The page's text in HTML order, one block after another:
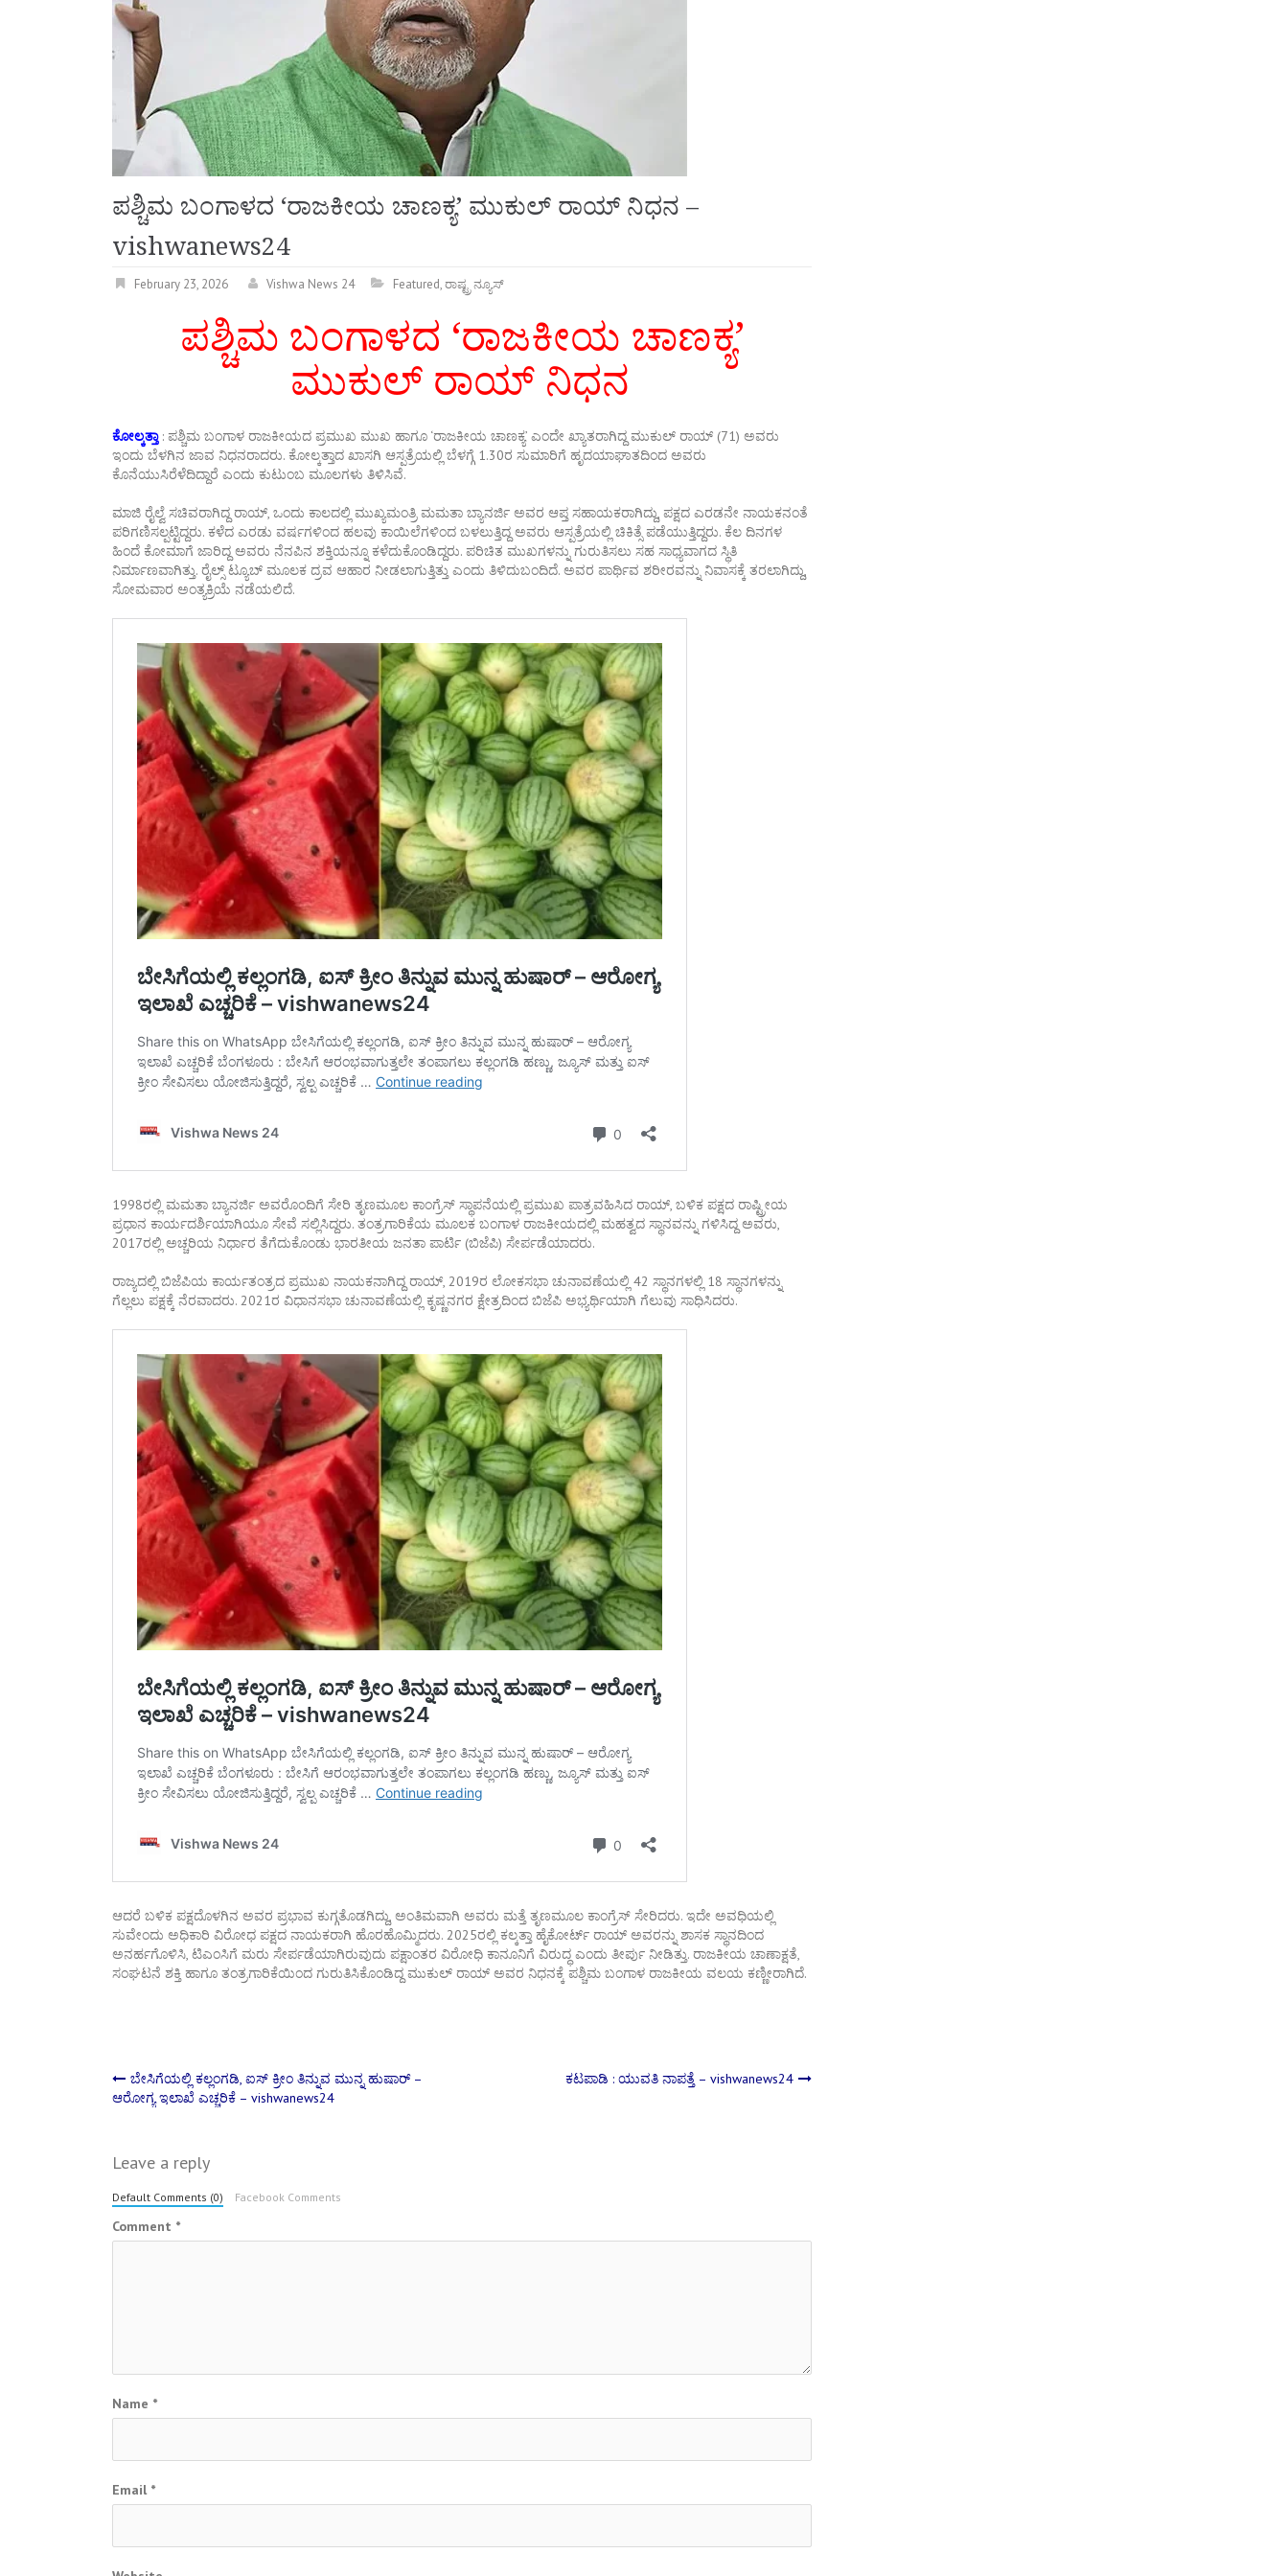
ಪಶ್ಚಿಮ ಬಂಗಾಳದ ‘ರಾಜಕೀಯ ಚಾಣಕ್ಯ’ ಮುಕುಲ್ ರಾಯ್ ನಿಧನ –
vishwanews24
February 23, 2026 Vishwa News 24 Featured,ರಾಷ್ಟ್ರ ನ್ಯೂಸ್
ಪಶ್ಚಿಮ ಬಂಗಾಳದ ‘ರಾಜಕೀಯ ಚಾಣಕ್ಯ’
ಮುಕುಲ್ ರಾಯ್ ನಿಧನ
ಕೋಲ್ಕತ್ತಾ: ಪಶ್ಚಿಮ ಬಂಗಾಳ ರಾಜಕೀಯದ ಪ್ರಮುಖ ಮುಖ ಹಾಗೂ ‘ರಾಜಕೀಯ ಚಾಣಕ್ಯ’ ಎಂದೇ ಖ್ಯಾತರಾಗಿದ್ದ ಮುಕುಲ್ ರಾಯ್ (71) ಅವರು
ಇಂದು ಬೆಳಗಿನ ಜಾವ ನಿಧನರಾದರು. ಕೋಲ್ಕತ್ತಾದ ಖಾಸಗಿ ಆಸ್ಪತ್ರೆಯಲ್ಲಿ ಬೆಳಗ್ಗೆ 1.30ರ ಸುಮಾರಿಗೆ ಹೃದಯಾಘಾತದಿಂದ ಅವರು
ಕೊನೆಯುಸಿರೆಳೆದಿದ್ದಾರೆ ಎಂದು ಕುಟುಂಬ ಮೂಲಗಳು ತಿಳಿಸಿವೆ.
ಮಾಜಿ ರೈಲ್ವೆ ಸಚಿವರಾಗಿದ್ದ ರಾಯ್, ಒಂದು ಕಾಲದಲ್ಲಿ ಮುಖ್ಯಮಂತ್ರಿ ಮಮತಾ ಬ್ಯಾನರ್ಜಿ ಅವರ ಆಪ್ತ ಸಹಾಯಕರಾಗಿದ್ದು, ಪಕ್ಷದ ಎರಡನೇ ನಾಯಕನಂತೆ
ಪರಿಗಣಿಸಲ್ಪಟ್ಟಿದ್ದರು. ಕಳೆದ ಎರಡು ವರ್ಷಗಳಿಂದ ಹಲವು ಕಾಯಿಲೆಗಳಿಂದ ಬಳಲುತ್ತಿದ್ದ ಅವರು ಆಸ್ಪತ್ರೆಯಲ್ಲಿ ಚಿಕಿತ್ಸೆ ಪಡೆಯುತ್ತಿದ್ದರು. ಕೆಲ ದಿನಗಳ
ಹಿಂದೆ ಕೋಮಾಗೆ ಜಾರಿದ್ದ ಅವರು ನೆನಪಿನ ಶಕ್ತಿಯನ್ನೂ ಕಳೆದುಕೊಂಡಿದ್ದರು. ಪರಿಚಿತ ಮುಖಗಳನ್ನು ಗುರುತಿಸಲು ಸಹ ಸಾಧ್ಯವಾಗದ ಸ್ಥಿತಿ
ನಿರ್ಮಾಣವಾಗಿತ್ತು. ರೈಲ್ಸ್ ಟ್ಯೂಬ್ ಮೂಲಕ ದ್ರವ ಆಹಾರ ನೀಡಲಾಗುತ್ತಿತ್ತು ಎಂದು ತಿಳಿದುಬಂದಿದೆ. ಅವರ ಪಾರ್ಥಿವ ಶರೀರವನ್ನು ನಿವಾಸಕ್ಕೆ ತರಲಾಗಿದ್ದು,
ಸೋಮವಾರ ಅಂತ್ಯಕ್ರಿಯೆ ನಡೆಯಲಿದೆ.
1998ರಲ್ಲಿ ಮಮತಾ ಬ್ಯಾನರ್ಜಿ ಅವರೊಂದಿಗೆ ಸೇರಿ ತೃಣಮೂಲ ಕಾಂಗ್ರೆಸ್ ಸ್ಥಾಪನೆಯಲ್ಲಿ ಪ್ರಮುಖ ಪಾತ್ರವಹಿಸಿದ ರಾಯ್, ಬಳಿಕ ಪಕ್ಷದ ರಾಷ್ಟ್ರೀಯ
ಪ್ರಧಾನ ಕಾರ್ಯದರ್ಶಿಯಾಗಿಯೂ ಸೇವೆ ಸಲ್ಲಿಸಿದ್ದರು. ತಂತ್ರಗಾರಿಕೆಯ ಮೂಲಕ ಬಂಗಾಳ ರಾಜಕೀಯದಲ್ಲಿ ಮಹತ್ವದ ಸ್ಥಾನವನ್ನು ಗಳಿಸಿದ್ದ ಅವರು,
2017ರಲ್ಲಿ ಅಚ್ಚರಿಯ ನಿರ್ಧಾರ ತೆಗೆದುಕೊಂಡು ಭಾರತೀಯ ಜನತಾ ಪಾರ್ಟಿ (ಬಿಜೆಪಿ) ಸೇರ್ಪಡೆಯಾದರು.
ರಾಜ್ಯದಲ್ಲಿ ಬಿಜೆಪಿಯ ಕಾರ್ಯತಂತ್ರದ ಪ್ರಮುಖ ನಾಯಕನಾಗಿದ್ದ ರಾಯ್, 2019ರ ಲೋಕಸಭಾ ಚುನಾವಣೆಯಲ್ಲಿ 42 ಸ್ಥಾನಗಳಲ್ಲಿ 18 ಸ್ಥಾನಗಳನ್ನು
ಗೆಲ್ಲಲು ಪಕ್ಷಕ್ಕೆ ನೆರವಾದರು. 2021ರ ವಿಧಾನಸಭಾ ಚುನಾವಣೆಯಲ್ಲಿ ಕೃಷ್ಣನಗರ ಕ್ಷೇತ್ರದಿಂದ ಬಿಜೆಪಿ ಅಭ್ಯರ್ಥಿಯಾಗಿ ಗೆಲುವು ಸಾಧಿಸಿದರು.
ಆದರೆ ಬಳಿಕ ಪಕ್ಷದೊಳಗಿನ ಅವರ ಪ್ರಭಾವ ಕುಗ್ಗತೊಡಗಿದ್ದು, ಅಂತಿಮವಾಗಿ ಅವರು ಮತ್ತೆ ತೃಣಮೂಲ ಕಾಂಗ್ರೆಸ್ ಸೇರಿದರು. ಇದೇ ಅವಧಿಯಲ್ಲಿ
ಸುವೇಂದು ಅಧಿಕಾರಿ ವಿರೋಧ ಪಕ್ಷದ ನಾಯಕರಾಗಿ ಹೊರಹೊಮ್ಮಿದರು. 2025ರಲ್ಲಿ ಕಲ್ಕತ್ತಾ ಹೈಕೋರ್ಟ್ ರಾಯ್ ಅವರನ್ನು ಶಾಸಕ ಸ್ಥಾನದಿಂದ
ಅನರ್ಹಗೊಳಿಸಿ, ಟಿಎಂಸಿಗೆ ಮರು ಸೇರ್ಪಡೆಯಾಗಿರುವುದು ಪಕ್ಷಾಂತರ ವಿರೋಧಿ ಕಾನೂನಿಗೆ ವಿರುದ್ಧ ಎಂದು ತೀರ್ಪು ನೀಡಿತ್ತು. ರಾಜಕೀಯ ಚಾಣಾಕ್ಷತೆ,
ಸಂಘಟನೆ ಶಕ್ತಿ ಹಾಗೂ ತಂತ್ರಗಾರಿಕೆಯಿಂದ ಗುರುತಿಸಿಕೊಂಡಿದ್ದ ಮುಕುಲ್ ರಾಯ್ ಅವರ ನಿಧನಕ್ಕೆ ಪಶ್ಚಿಮ ಬಂಗಾಳ ರಾಜಕೀಯ ವಲಯ ಕಣ್ಣೀರಾಗಿದೆ.
Post
ಬೇಸಿಗೆಯಲ್ಲಿ ಕಲ್ಲಂಗಡಿ, ಐಸ್ ಕ್ರೀಂ ತಿನ್ನುವ ಮುನ್ನ ಹುಷಾರ್‌ –
ಆರೋಗ್ಯ ಇಲಾಖೆ ಎಚ್ಚರಿಕೆ – vishwanews24
ಕಟಪಾಡಿ : ಯುವತಿ ನಾಪತ್ತೆ – vishwanews24
Leave a reply
Default Comments (0) Facebook Comments
Comment *
Name *
Email *